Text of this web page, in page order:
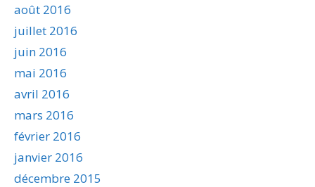
août 2016
juillet 2016
juin 2016
mai 2016
avril 2016
mars 2016
février 2016
janvier 2016
décembre 2015